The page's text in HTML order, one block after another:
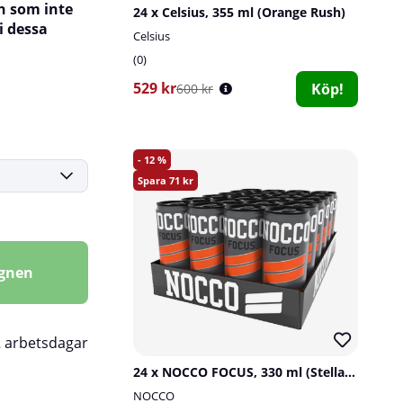
som inte
arbetsdagar
24 x Celsius, 355 ml (Orange Rush)
Celsius
0
529 kr600 kr Köp!
12
71
24 x NOCCO FOCUS, 330 ml (Stellar Blend)
NOCCO